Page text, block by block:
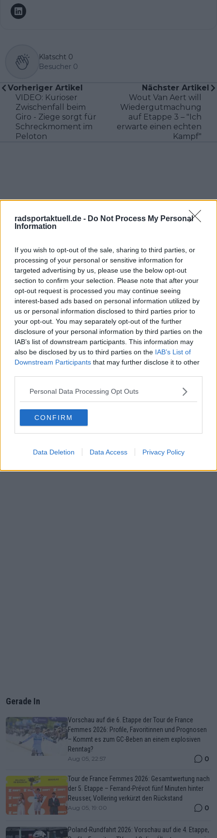
radsportaktuell.de - Do Not Process My Personal
Information
If you wish to opt-out of the sale, sharing to third parties, or
processing of your personal or sensitive information for
targeted advertising by us, please use the below opt-out
section to confirm your selection. Please note that after your
opt-out request is processed you may continue seeing
interest-based ads based on personal information utilized by
us or personal information disclosed to third parties prior to
your opt-out. You may separately opt-out of the further
disclosure of your personal information by third parties on the
IAB’s list of downstream participants. This information may
also be disclosed by us to third parties on the IAB’s List of
Downstream Participants that may further disclose it to other
Personal Data Processing Opt Outs
CONFIRM
Data Deletion Data Access Privacy Policy
Klatscht 0
Besucher 0
Vorheriger Artikel
VIDEO: Kurioser
Zwischenfall beim
Giro - Ziege sorgt für
Schreckmoment im
Peloton
Nächster Artikel
Wout Van Aert will
Wiedergutmachung
auf Etappe 3 – "Ich
erwarte einen echten
Kampf"
Schreiben Sie einen Kommentar
SENDEN
Gerade In
Vorschau auf die 6. Etappe der Tour de France
Femmes 2026: Profile, Favoritinnen und Prognosen
– Kommt es zum GC-Beben an einem explosiven
Renntag?
Aug 05, 22:57 0
Tour de France Femmes 2026: Gesamtwertung nach
der 5. Etappe – Ferrand-Prévot fünf Minuten hinter
Reusser, Vollering verkürzt den Rückstand
Aug 05, 19:00 0
Poland-Rundfahrt 2026: Vorschau auf die 4. Etappe,